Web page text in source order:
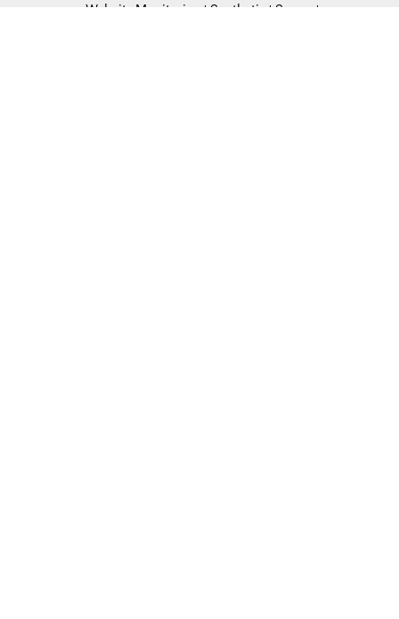
Website Monitoring Synthetic
Server